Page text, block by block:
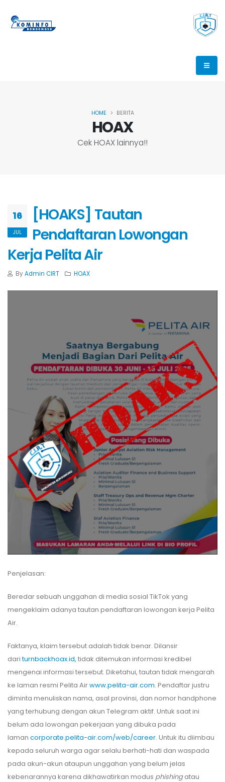
HOAX
Cek HOAX lainnya!!
HOME BERITA
16
JUL
[HOAKS] Tautan
Pendaftaran Lowongan
Kerja Pelita Air
ByAdmin CIRT HOAX
Penjelasan:
Beredar sebuah unggahan di media sosial TikTok yang
mengeklaim adanya tautan pendaftaran lowongan kerja Pelita
Air.
Faktanya, klaim tersebut adalah tidak benar. Dilansir
dariturnbackhoax.id, tidak ditemukan informasi kredibel
mengenai informasi tersebut. Diketahui, tautan tidak mengarah
ke laman resmi Pelita Airwww.pelita-air.com. Pendaftar justru
diminta menuliskan nama, asal provinsi, dan nomor handphone
yang terhubung dengan akun Telegram aktif. Untuk saat ini
belum ada lowongan pekerjaan yang dibuka pada
laman corporate.pelita-air.com/web/career. Untuk itu diimbau
kepada seluruh warga agar selalu berhati-hati dan waspada
pada akun-akun ataupun unggahan yang belum jelas
kebenarannya karena dikhawatirkan modus phishingatau